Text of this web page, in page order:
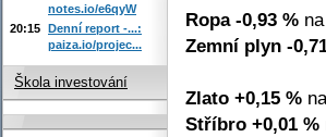
Ropa -0,93 %
Zemní plyn -
Zlato +0,15 %
Stříbro +0,01 %
notes.io/e6qyW
20:15 Denní report -...:
paiza.io/projec...
Škola investování